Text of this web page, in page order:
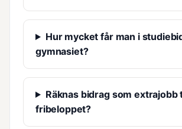
Hur mycket får man i
gymnasiet?
Räknas bidrag som extrajobb
fribeloppet?